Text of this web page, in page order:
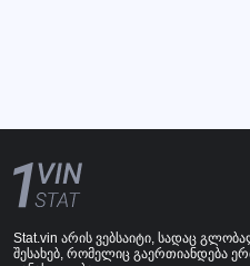
Stat.vin არის ვებსაიტი, სადაც
შესახებ, რომელიც გაერთიანდება